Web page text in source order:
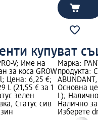
купуват
V; Име на
за коса GROW
Цена: 6,25 €;
L (21,55 € за 1
зелен
Статус сив
Марка:
продукта:
Основна
L);
Налично
Изберете